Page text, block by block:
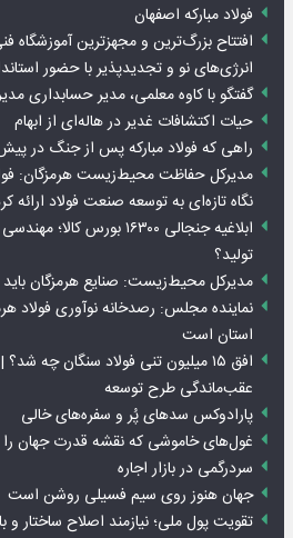
فولاد مبارکه اصفهان
افتتاح بزرگ‌ترین و مجهزترین
انرژی‌های نو و تجدیدپذیر با حضور
گفتگو با کاوه معلمی، مدیر حسابداری
حیات اکتشافات غدیر در هاله‌ای از ابهام
راهی که فولاد مبارکه پس از جنگ در
مدیرکل حفاظت محیط‌زیست هرمزگان:
نگاه تازه‌ای به توسعه صنعت فولاد ارائه
ابلاغیه جنجالی ۱۶۳۰۰
تولید؟
مدیرکل محیط‌زیست: صنایع هرمزگان
نماینده مجلس: رصدخانه نوآوری فولاد
استان است
عقب‌ماندگی طرح توسعه
پارادوکس سدهای پُر و سفره‌های خالی
غول‌های خاموشی که نقشه قدرت جهان را
سردرگمی در بازار اجاره
جهان هنوز روی سیم فسیلی روشن است
تقویت پول ملی؛ نیازمند اصلاح ساختار و